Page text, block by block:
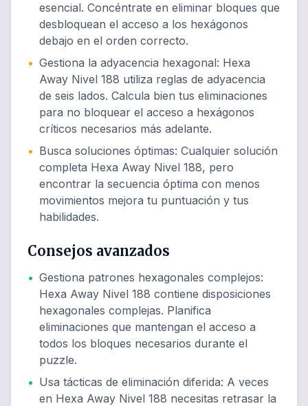
esencial. Concéntrate en eliminar bloques que
desbloquean el acceso a los hexágonos
debajo en el orden correcto.
• Gestiona la adyacencia hexagonal: Hexa
Away Nivel 188 utiliza reglas de adyacencia
de seis lados. Calcula bien tus eliminaciones
para no bloquear el acceso a hexágonos
críticos necesarios más adelante.
• Busca soluciones óptimas: Cualquier solución
completa Hexa Away Nivel 188, pero
encontrar la secuencia óptima con menos
movimientos mejora tu puntuación y tus
habilidades.
Consejos avanzados
• Gestiona patrones hexagonales complejos:
Hexa Away Nivel 188 contiene disposiciones
hexagonales complejas. Planifica
eliminaciones que mantengan el acceso a
todos los bloques necesarios durante el
puzzle.
• Usa tácticas de eliminación diferida: A veces
en Hexa Away Nivel 188 necesitas retrasar la